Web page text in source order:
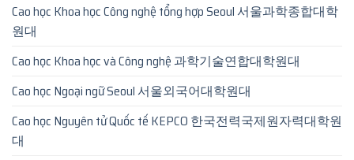
Cao học Khoa học Công nghệ tổng hợp Seoul 서울과학종합대학
원대
Cao học Khoa học và Công nghệ 과학기술연합대학원대
Cao học Ngoại ngữ Seoul 서울외국어대학원대
Cao học Nguyên tử Quốc tế KEPCO 한국전력국제원자력대학원
대